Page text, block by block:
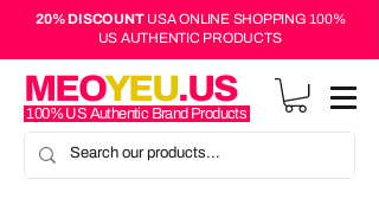
20% DISCOUNTUSA ONLINE SHOPPING 100%
US AUTHENTIC PRODUCTS
MEOYEU.US
100% US Authentic Brand Products